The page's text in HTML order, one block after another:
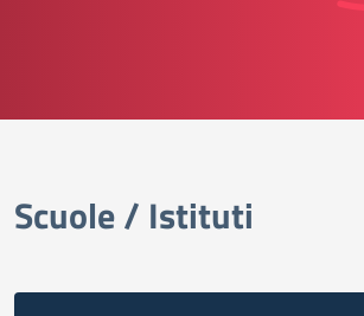
elenco degli organi
Scuole / Istituti